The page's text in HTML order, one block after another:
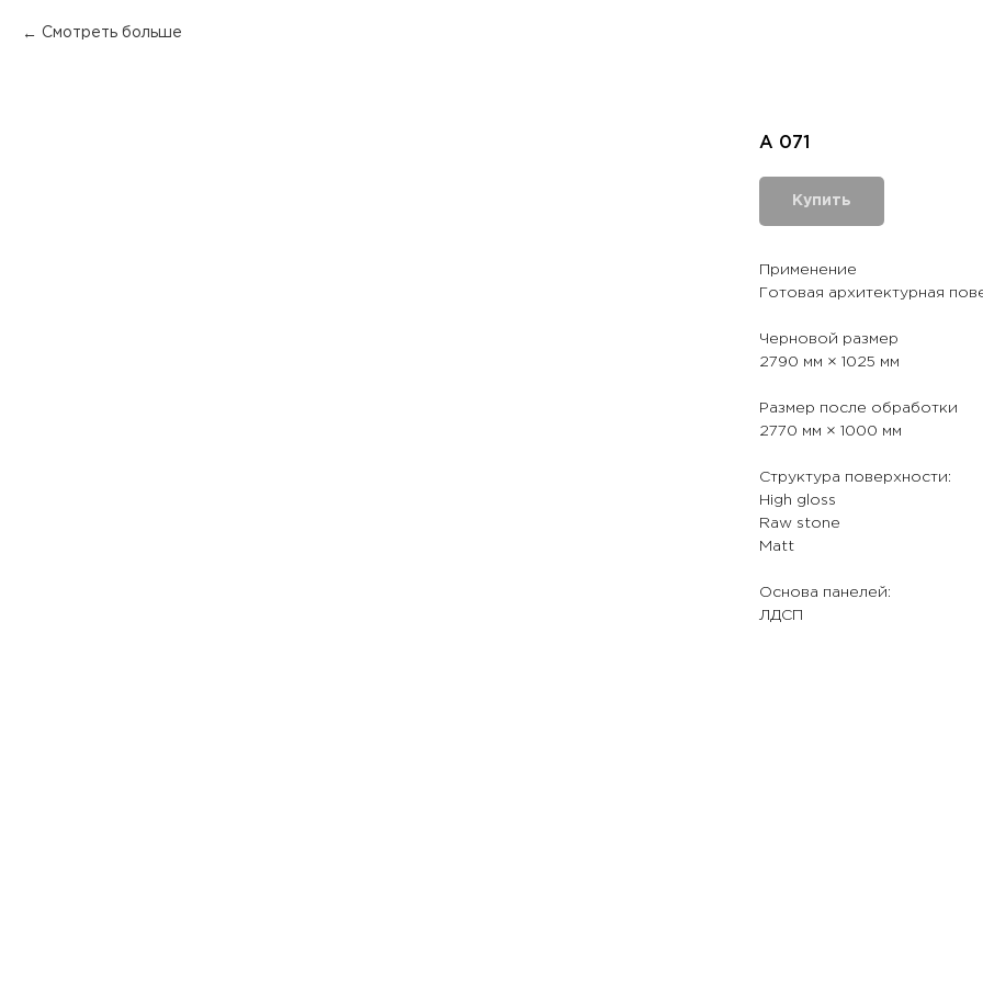
Смотреть больше
A 071
Купить
Применение
Готовая архитектурная
Черновой размер
2790 мм × 1025 мм
Размер после обработки
2770 мм × 1000 мм
Структура поверхности:
High gloss
Raw stone
Matt
Основа панелей:
ЛДСП